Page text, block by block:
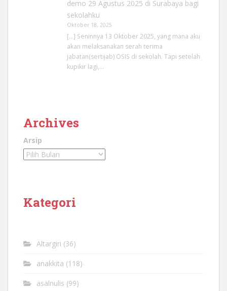
demo 29 Agustus 2025 di Surabaya bagi
sekolahku
Oktober 18, 2025
[…] Seninnya 13 Oktober 2025, yang mana aku
akan melaksanakan serah terima
jabatan(sertijab) OSIS di sekolah. Tapi setelah
kupikir lagi,…
Archives
Arsip
Kategori
Altargiri (36)
anakkita (118)
asalnulis (99)